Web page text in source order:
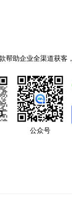
帮助企业全渠道获客
公众号